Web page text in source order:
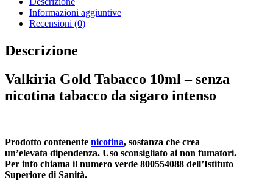
Informazioni aggiuntive
Recensioni (0)
Descrizione
Valkiria Gold Tabacco 10ml – senza
nicotina tabacco da sigaro intenso
Prodotto contenente nicotina, sostanza che crea
un’elevata dipendenza. Uso sconsigliato ai non fumatori.
Per info chiama il numero verde 800554088 dell’Istituto
Superiore di Sanità.